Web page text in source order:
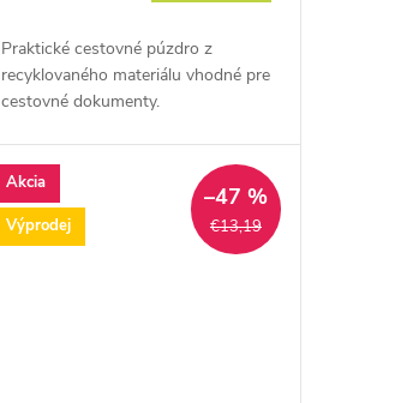
Praktické cestovné púzdro z
recyklovaného materiálu vhodné pre
cestovné dokumenty.
Akcia
Výprodej
€13,19
–47 %